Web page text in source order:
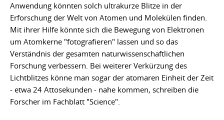
Anwendung könnten solch ultrakurze Blitze in der
Erforschung der Welt von Atomen und Molekülen finden.
Mit ihrer Hilfe könnte sich die Bewegung von Elektronen
um Atomkerne "fotografieren" lassen und so das
Verständnis der gesamten naturwissenschaftlichen
Forschung verbessern. Bei weiterer Verkürzung des
Lichtblitzes könne man sogar der atomaren Einheit der Zeit
- etwa 24 Attosekunden - nahe kommen, schreiben die
Forscher im Fachblatt "Science".